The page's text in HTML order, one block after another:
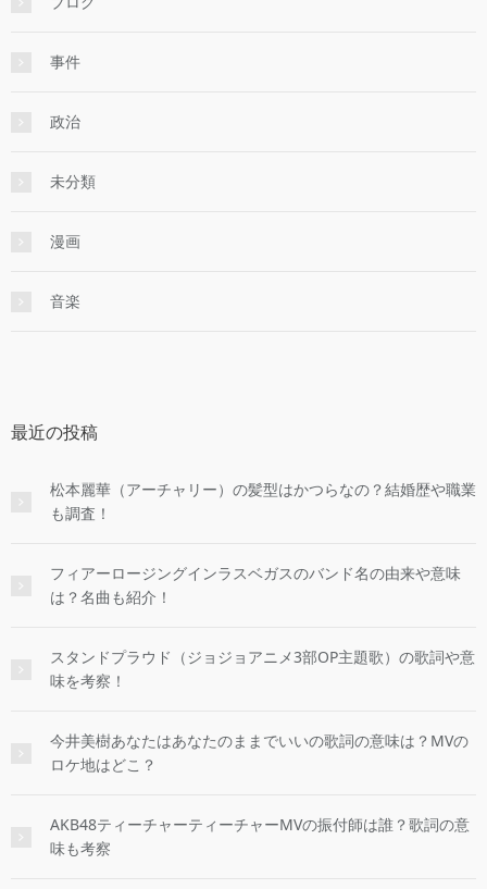
事件
政治
未分類
漫画
音楽
最近の投稿
松本麗華（アーチャリー）の髪型はかつらなの？結婚歴や職業
も調査！
フィアーロージングインラスベガスのバンド名の由来や意味
は？名曲も紹介！
スタンドプラウド（ジョジョアニメ3部OP主題歌）の歌詞や意
味を考察！
今井美樹あなたはあなたのままでいいの歌詞の意味は？MVの
ロケ地はどこ？
AKB48ティーチャーティーチャーMVの振付師は誰？歌詞の意
味も考察